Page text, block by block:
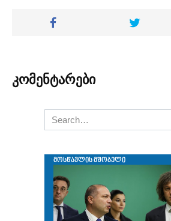
კომენტარები
Search
for: